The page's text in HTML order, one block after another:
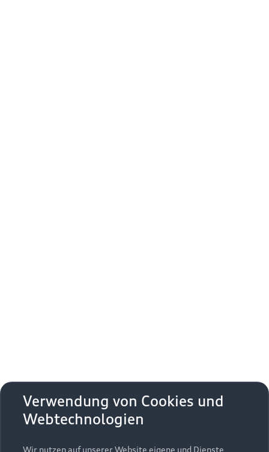
Verwendung von Cookies und
Webtechnologien
Wir nutzen auf unserer Website eigene und Dienste